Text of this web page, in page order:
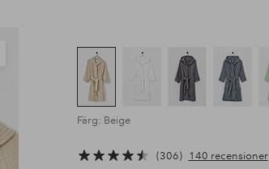
Färg: Beige
306 140 recensioner